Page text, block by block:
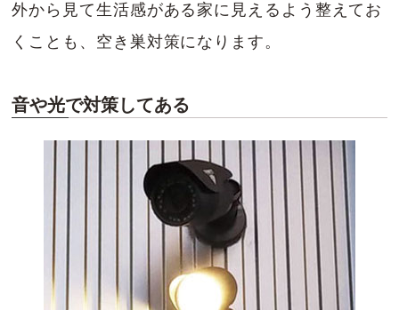
外から見て生活感がある家に見えるよう整えてお
くことも、空き巣対策になります。
音や光で対策してある